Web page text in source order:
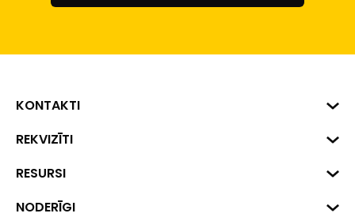
KONTAKTI
Biznesa centrs "VERDE" Roberta
1045
+371 287 18175
REKVIZĪTI
Reģ. Nr. 40008002175
Banka: SEB Banka
RESURSI
Dati
NODERĪGI